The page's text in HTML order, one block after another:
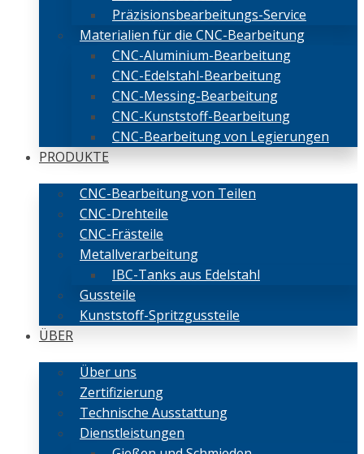
Präzisionsbearbeitungs-Service
Materialien für die CNC-Bearbeitung
CNC-Aluminium-Bearbeitung
CNC-Edelstahl-Bearbeitung
CNC-Messing-Bearbeitung
CNC-Kunststoff-Bearbeitung
CNC-Bearbeitung von Legierungen
PRODUKTE
CNC-Bearbeitung von Teilen
CNC-Drehteile
CNC-Frästeile
Metallverarbeitung
IBC-Tanks aus Edelstahl
Gussteile
Kunststoff-Spritzgussteile
ÜBER
Über uns
Zertifizierung
Technische Ausstattung
Dienstleistungen